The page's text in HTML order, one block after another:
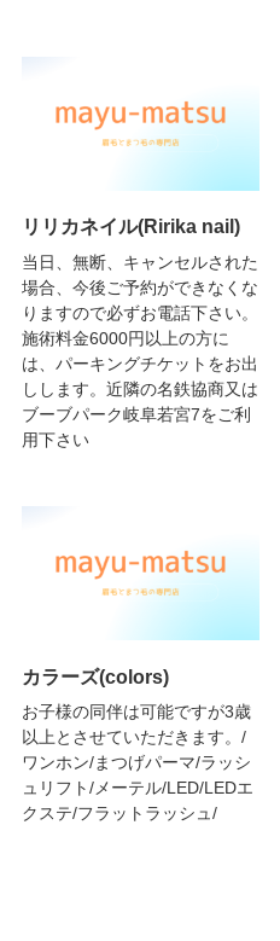
リリカネイル(Ririka nail)
当日、無断、キャンセルされた
場合、今後ご予約ができなくな
りますので必ずお電話下さい。
施術料金6000円以上の方に
は、パーキングチケットをお出
しします。近隣の名鉄協商又は
ブーブパーク岐阜若宮7をご利
用下さい
カラーズ(colors)
お子様の同伴は可能ですが3歳
以上とさせていただきます。/
ワンホン/まつげパーマ/ラッシ
ュリフト/メーテル/LED/LEDエ
クステ/フラットラッシュ/